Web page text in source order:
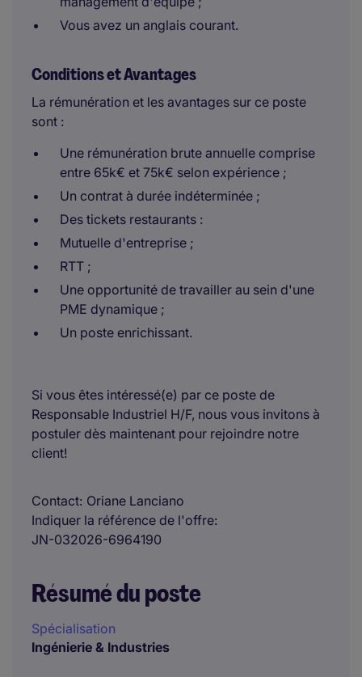
Vous avez un anglais courant.
Conditions et Avantages
La rémunération et les avantages sur ce poste
sont :
Une rémunération brute annuelle comprise
entre 65k€ et 75k€ selon expérience ;
Un contrat à durée indéterminée ;
Des tickets restaurants :
Mutuelle d'entreprise ;
RTT ;
Une opportunité de travailler au sein d'une
PME dynamique ;
Un poste enrichissant.
Si vous êtes intéressé(e) par ce poste de
Responsable Industriel H/F, nous vous invitons à
postuler dès maintenant pour rejoindre notre
client!
Contact Oriane Lanciano
Indiquer la référence de l'offre
JN-032026-6964190
Résumé du poste
Spécialisation
Ingénierie & Industries